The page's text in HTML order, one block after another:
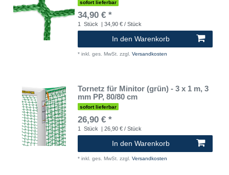
sofort lieferbar
34,90 € *
1 Stück | 34,90 € / Stück
In den Warenkorb
* inkl. ges. MwSt. zzgl. Versandkosten
Tornetz für Minitor (grün) - 3 x 1 m, 3
mm PP, 80/80 cm
sofort lieferbar
26,90 € *
1 Stück | 26,90 € / Stück
In den Warenkorb
* inkl. ges. MwSt. zzgl. Versandkosten